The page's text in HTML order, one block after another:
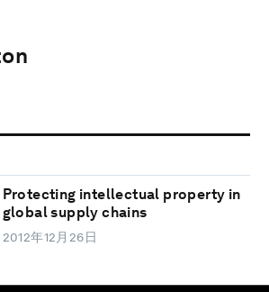
Protecting intellectual property in
global supply chains
2012年12月26日